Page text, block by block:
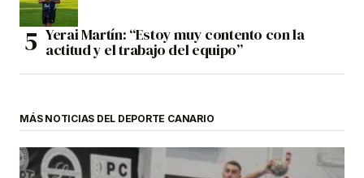
Yerai Martín: “Estoy muy contento con la
actitud y el trabajo del equipo”
MÁS NOTICIAS DEL DEPORTE CANARIO